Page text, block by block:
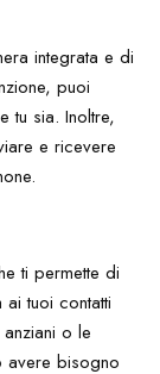
integrata e di
puoi
tu sia. Inoltre,
e ricevere
ti permette di
tuoi contatti
o le
bisogno